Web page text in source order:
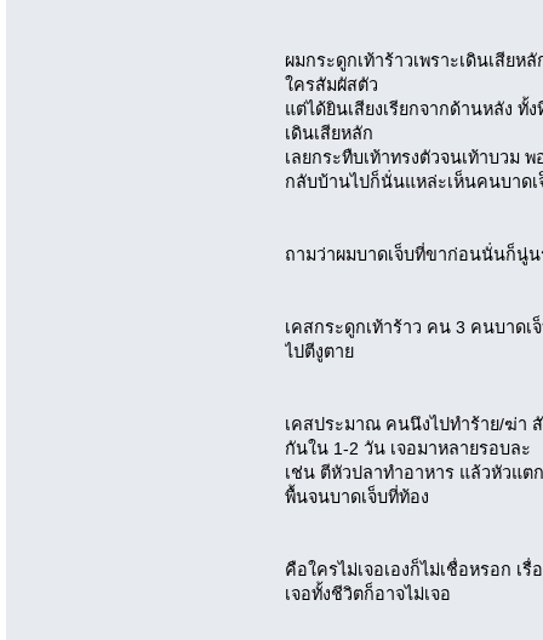
ผมกระดูกเท้าร้าวเพราะเดินเสีย
ใครสัมผัสตัว
แต่ได้ยินเสียงเรียกจากด้านหลัง
เดินเสียหลัก
เลยกระทืบเท้าทรงตัวจนเท้าบวม
กลับบ้านไปก็นั่นแหล่ะเห็นคนบาด
ถามว่าผมบาดเจ็บที่ขาก่อนนั่นก็นู่น
เคสกระดูกเท้าร้าว คน 3 คนบาด
ไปตีงูตาย
เคสประมาณ คนนึงไปทำร้าย/ฆ่า
กันใน 1-2 วัน เจอมาหลายรอบละ
เช่น ตีหัวปลาทำอาหาร แล้วหัวแต
พื้นจนบาดเจ็บที่ท้อง
คือใครไม่เจอเองก็ไม่เชื่อหรอก เ
เจอทั้งชีวิตก็อาจไม่เจอ